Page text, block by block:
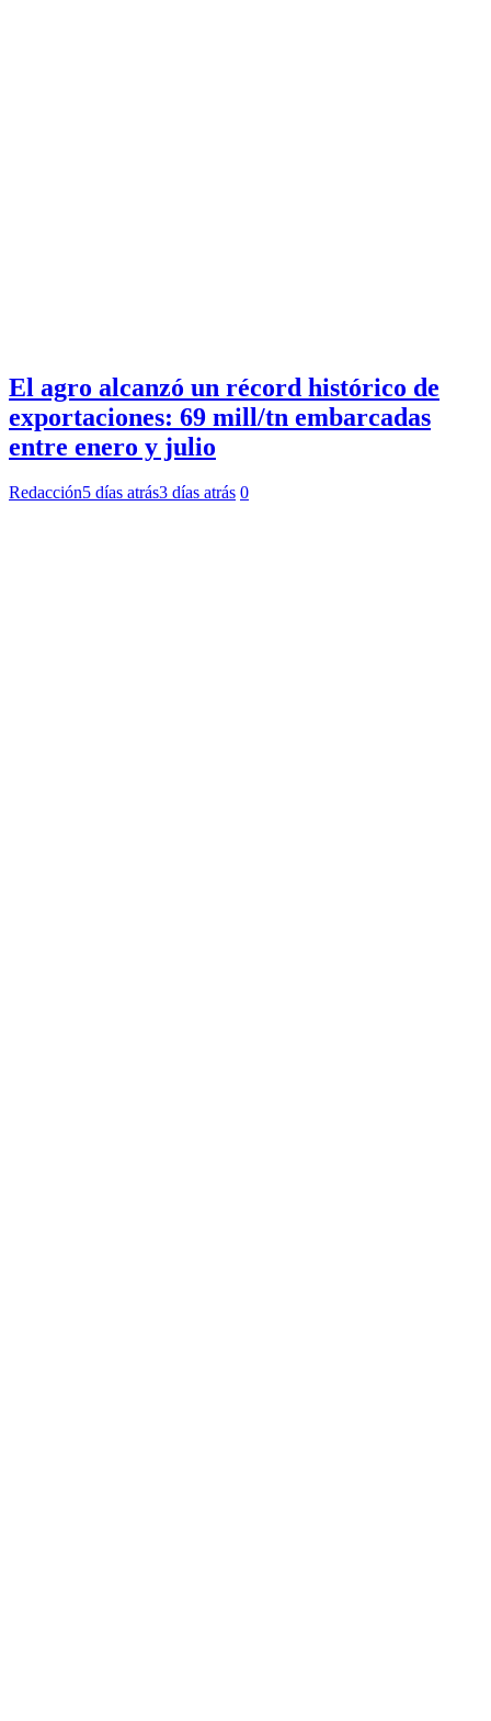
El agro alcanzó un récord histórico de
exportaciones: 69 mill/tn embarcadas
entre enero y julio
Redacción5 días atrás3 días atrás 0